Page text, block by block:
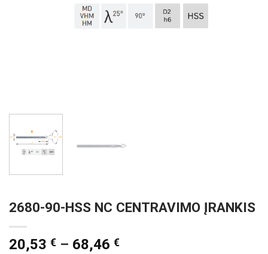
2680-90-HSS NC CENTRAVIMO ĮRANKIS
20,53 € – 68,46 €